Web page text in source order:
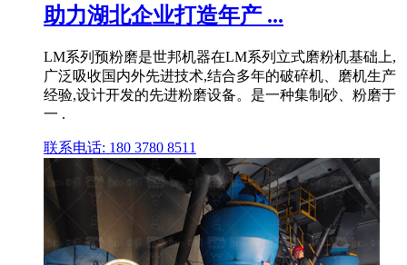
助力湖北企业打造年产 ...
LM系列预粉磨是世邦机器在LM系列立式磨粉机基础上,
广泛吸收国内外先进技术,结合多年的破碎机、磨机生产
经验,设计开发的先进粉磨设备。是一种集制砂、粉磨于
一 .
联系电话: 180 3780 8511